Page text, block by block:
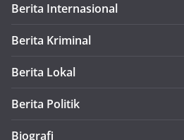
Berita Internasional
Berita Kriminal
Berita Lokal
Berita Politik
Biografi